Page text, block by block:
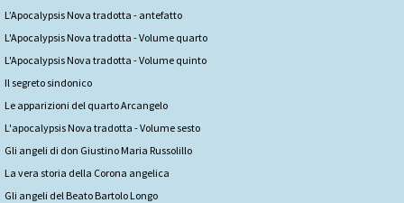
L’Apocalypsis Nova tradotta - antefatto
L'Apocalypsis Nova tradotta - Volume quarto
L'Apocalypsis Nova tradotta - Volume quinto
Il segreto sindonico
Le apparizioni del quarto Arcangelo
L'apocalypsis Nova tradotta - Volume sesto
Gli angeli di don Giustino Maria Russolillo
La vera storia della Corona angelica
Gli angeli del Beato Bartolo Longo